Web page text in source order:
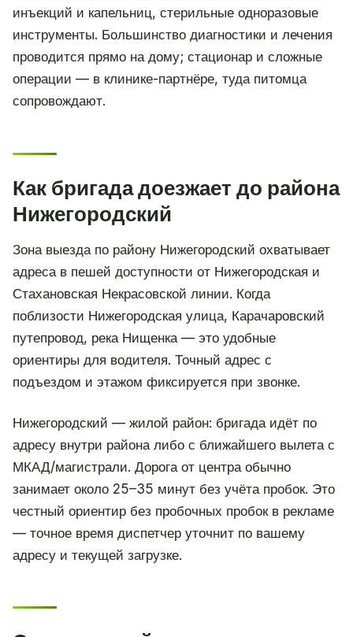
инъекций и капельниц, стерильные одноразовые
инструменты. Большинство диагностики и лечения
проводится прямо на дому; стационар и сложные
операции — в клинике-партнёре, туда питомца
сопровождают.
Как бригада доезжает до района
Нижегородский
Зона выезда по району Нижегородский охватывает
адреса в пешей доступности от Нижегородская и
Стахановская Некрасовской линии. Когда
поблизости Нижегородская улица, Карачаровский
путепровод, река Нищенка — это удобные
ориентиры для водителя. Точный адрес с
подъездом и этажом фиксируется при звонке.
Нижегородский — жилой район: бригада идёт по
адресу внутри района либо с ближайшего вылета с
МКАД/магистрали. Дорога от центра обычно
занимает около 25–35 минут без учёта пробок. Это
честный ориентир без пробочных пробок в рекламе
— точное время диспетчер уточнит по вашему
адресу и текущей загрузке.